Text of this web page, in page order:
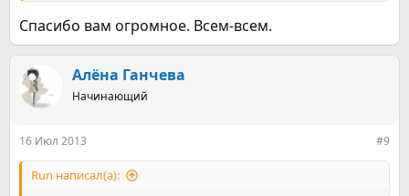
Спасибо вам огромное. Всем-всем.
Алёна Ганчева
Начинающий
16 Июл 2013 #9
Run написал(а):